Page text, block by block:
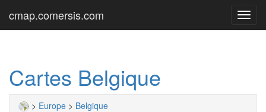
cmap.comersis.com
Cartes Belgique
> Europe > Belgique